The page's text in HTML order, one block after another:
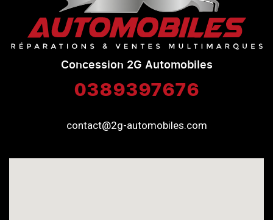
Concession 2G Automobiles
0389397676
contact@2g-automobiles.com